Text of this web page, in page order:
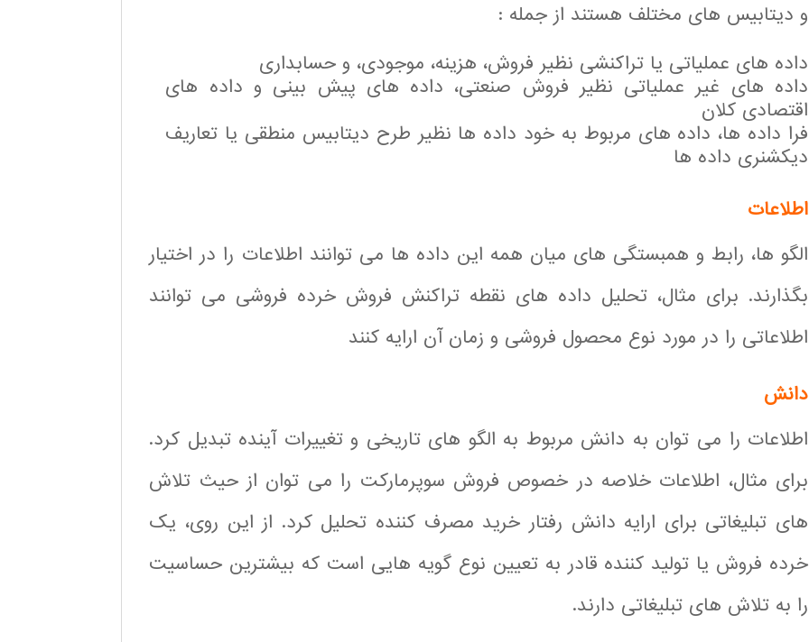
و دیتابیس های مختلف هستند از جمله :
داده های عملیاتی یا تراکنشی نظیر فروش، هزینه، موجودی، و حسابداری
داده های غیر عملیاتی نظیر فروش صنعتی، داده های پیش بینی و داده های
اقتصادی کلان
فرا داده ها، داده های مربوط به خود داده ها نظیر طرح دیتابیس منطقی یا تعاریف
دیکشنری داده ها
اطلاعات
الگو ها، رابط و همبستگی های میان همه این داده ها می توانند اطلاعات را در اختیار
بگذارند. برای مثال، تحلیل داده های نقطه تراکنش فروش خرده فروشی می توانند
اطلاعاتی را در مورد نوع محصول فروشی و زمان آن ارایه کنند
دانش
اطلاعات را می توان به دانش مربوط به الگو های تاریخی و تغییرات آینده تبدیل کرد.
برای مثال، اطلاعات خلاصه در خصوص فروش سوپرمارکت را می توان از حیث تلاش
های تبلیغاتی برای ارایه دانش رفتار خرید مصرف کننده تحلیل کرد. از این روی، یک
خرده فروش یا تولید کننده قادر به تعیین نوع گویه هایی است که بیشترین حساسیت
را به تلاش های تبلیغاتی دارند.